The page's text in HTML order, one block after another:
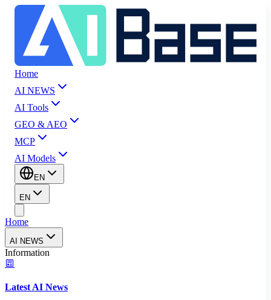
Home
AI NEWS
AI Tools
GEO & AEO
MCP
AI Models
EN
EN
Home
AI NEWS
Information
Latest AI News